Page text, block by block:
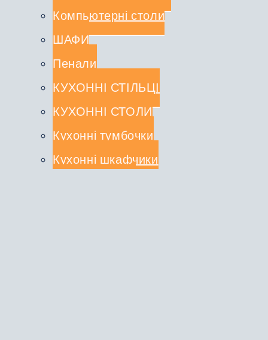
Компьютерні столи
ШАФИ
Пенали
КУХОННІ СТІЛЬЦІ
КУХОННІ СТОЛИ
Кухонні тумбочки
Кухонні шкафчики